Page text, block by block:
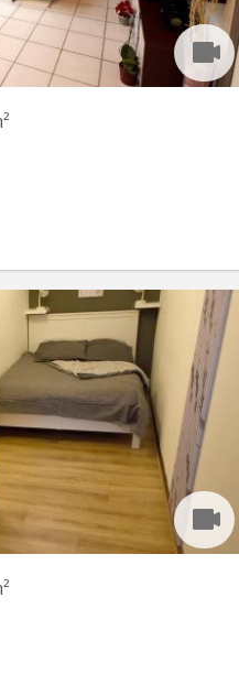
KV 1927
en plein centre, au calme,
et à une minute de la
d'un lit double et un
vue sur jardin. Salle de bain
ouverte donnant sur le séjour....